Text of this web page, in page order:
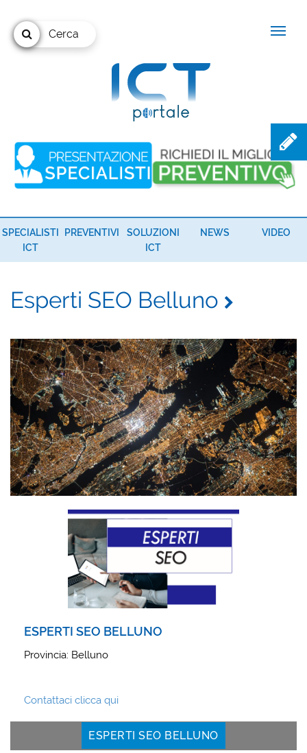
Cerca
SPECIALISTI
ICT
PREVENTIVI
SOLUZIONI
ICT
NEWS VIDEO
Esperti SEO Belluno
ESPERTI SEO BELLUNO
Provincia: Belluno
Contattaci clicca qui
ESPERTI SEO BELLUNO